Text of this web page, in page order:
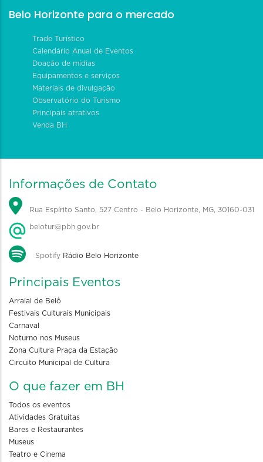
Belo Horizonte para o mercado
Trade Turístico
Calendário Anual de Eventos
Doação de mídias
Equipamentos e serviços
Materiais de divulgação
Observatório do Turismo
Principais atrativos
Venda BH
Informações de Contato
Rua Espírito Santo, 527 Centro - Belo Horizonte, MG, 30160-031
belotur@pbh.gov.br
Spotify Rádio Belo Horizonte
Principais Eventos
Arraial de Belô
Festivais Culturais Municipais
Carnaval
Noturno nos Museus
Zona Cultura Praça da Estação
Circuito Municipal de Cultura
O que fazer em BH
Todos os eventos
Atividades Gratuitas
Bares e Restaurantes
Museus
Teatro e Cinema